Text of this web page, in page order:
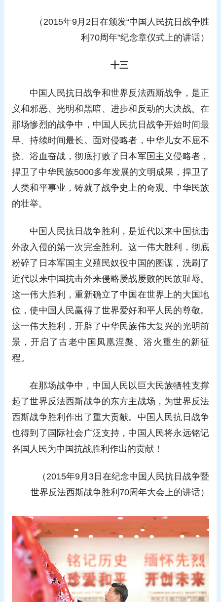
（2015年9月2日在颁发“中国人民抗日战争胜
利70周年”纪念章仪式上的讲话）
十三
中国人民抗日战争和世界反法西斯战争，是正
义和邪恶、光明和黑暗、进步和反动的大决战。在
那场惨烈的战争中，中国人民抗日战争开始时间最
早、持续时间最长。面对侵略者，中华儿女不屈不
挠、浴血奋战，彻底打败了日本军国主义侵略者，
捍卫了中华民族5000多年发展的文明成果，捍卫了
人类和平事业，铸就了战争史上的奇观、中华民族
的壮举。
中国人民抗日战争胜利，是近代以来中国抗击
外敌入侵的第一次完全胜利。这一伟大胜利，彻底
粉碎了日本军国主义殖民奴役中国的图谋，洗刷了
近代以来中国抗击外来侵略屡战屡败的民族耻辱。
这一伟大胜利，重新确立了中国在世界上的大国地
位，使中国人民赢得了世界爱好和平人民的尊敬。
这一伟大胜利，开辟了中华民族伟大复兴的光明前
景，开启了古老中国凤凰涅槃、浴火重生的新征
程。
在那场战争中，中国人民以巨大民族牺牲支撑
起了世界反法西斯战争的东方主战场，为世界反法
西斯战争胜利作出了重大贡献。中国人民抗日战争
也得到了国际社会广泛支持，中国人民将永远铭记
各国人民为中国抗战胜利作出的贡献！
（2015年9月3日在纪念中国人民抗日战争暨
世界反法西斯战争胜利70周年大会上的讲话）